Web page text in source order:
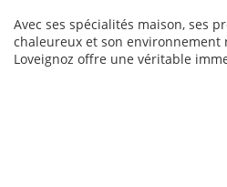
Avec ses spécialités maison, ses
chaleureux et son environnement
Loveignoz offre une véritable